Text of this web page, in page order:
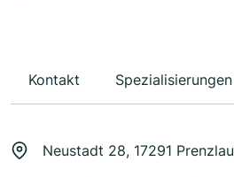
Kontakt Spezialisierungen
Neustadt 28, 17291 Prenzlau